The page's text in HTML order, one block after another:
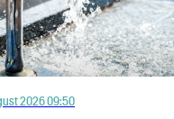
2026 09:50